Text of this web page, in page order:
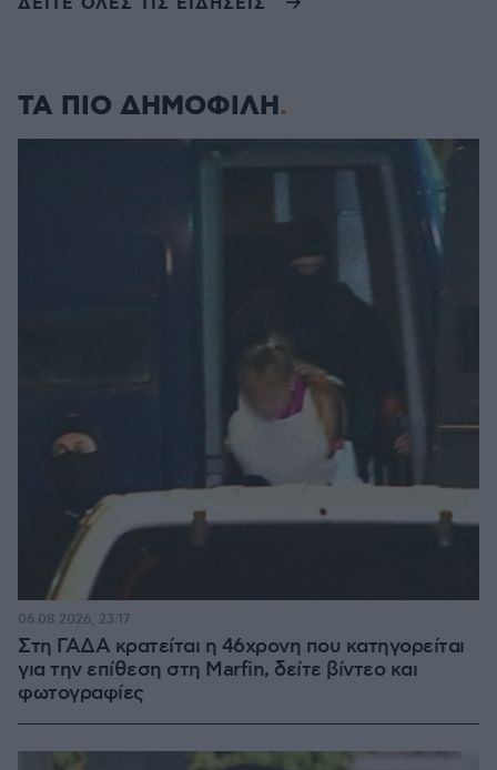
ΤΑ ΠΙΟ ΔΗΜΟΦΙΛΗ
Στη ΓΑΔΑ κρατείται η 46χρονη που κατηγορείται
για την επίθεση στη Marfin, δείτε βίντεο και
φωτογραφίες
06.08.2026, 23:17